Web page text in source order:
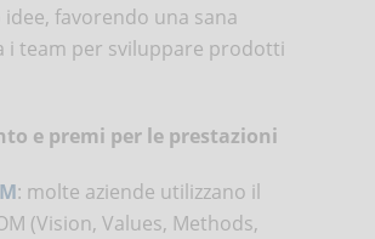
favorendo una sana
i team per sviluppare prodotti
e premi per le prestazioni
: molte aziende utilizzano il
(Vision, Values, Methods,